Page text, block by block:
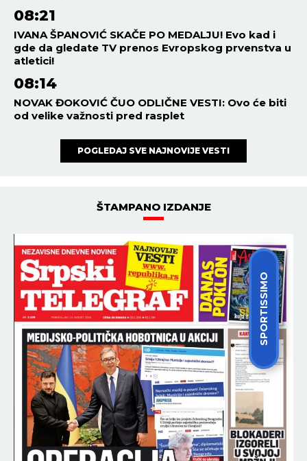
SPORTISSIMO
08:21
IVANA ŠPANOVIĆ SKAČE PO MEDALJU! Evo kad i
gde da gledate TV prenos Evropskog prvenstva u
atletici!
08:14
NOVAK ĐOKOVIĆ ČUO ODLIČNE VESTI: Ovo će biti
od velike važnosti pred rasplet
POGLEDAJ SVE NAJNOVIJE VESTI
ŠTAMPANO IZDANJE